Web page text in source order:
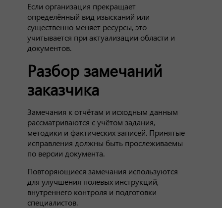
Если организация прекращает
определённый вид изысканий или
существенно меняет ресурсы, это
учитывается при актуализации области и
документов.
Разбор замечаний
заказчика
Замечания к отчётам и исходным данным
рассматриваются с учётом задания,
методики и фактических записей. Принятые
исправления должны быть прослеживаемы
по версии документа.
Повторяющиеся замечания используются
для улучшения полевых инструкций,
внутреннего контроля и подготовки
специалистов.